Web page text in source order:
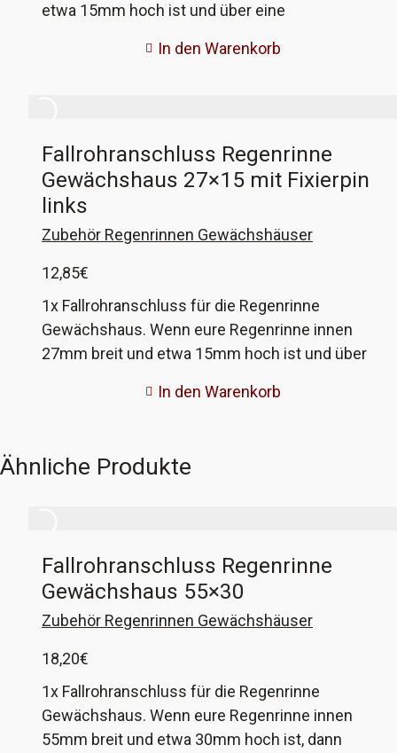
etwa 15mm hoch ist und über eine
könmnten diese passen. Wenn nicht, gebt mir
In den Warenkorb
Fallrohranschluss Regenrinne
Gewächshaus 27×15 mit Fixierpin
links
Zubehör Regenrinnen Gewächshäuser
12,85€
1x Fallrohranschluss für die Regenrinne
Gewächshaus. Wenn eure Regenrinne innen
27mm breit und etwa 15mm hoch ist und über
dann könnten diese passen. Wenn nicht, gebt
In den Warenkorb
Ähnliche Produkte
Fallrohranschluss Regenrinne
Gewächshaus 55×30
Zubehör Regenrinnen Gewächshäuser
18,20€
1x Fallrohranschluss für die Regenrinne
Gewächshaus. Wenn eure Regenrinne innen
55mm breit und etwa 30mm hoch ist, dann